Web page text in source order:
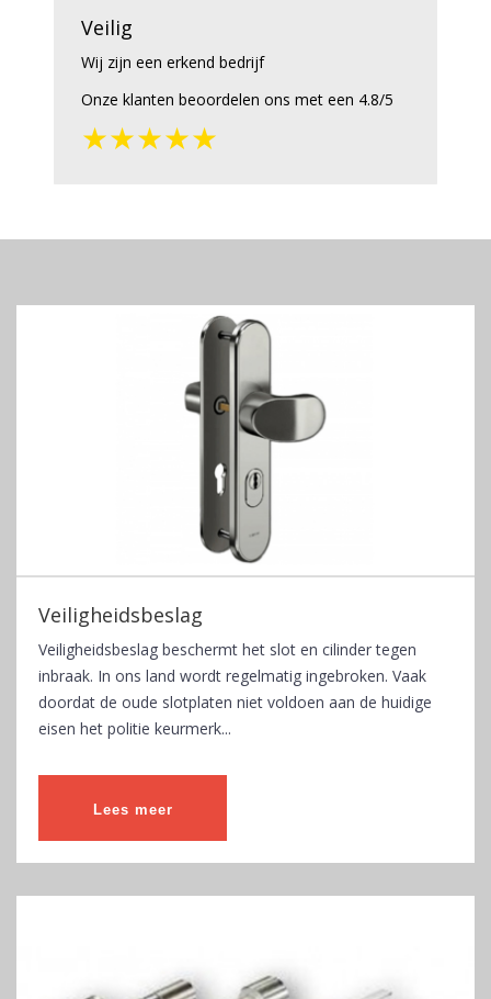
Veilig
Wij zijn een erkend bedrijf
Onze klanten beoordelen ons met een 4.8/5
★★★★★
Veiligheidsbeslag
Veiligheidsbeslag beschermt het slot en cilinder tegen
inbraak. In ons land wordt regelmatig ingebroken. Vaak
doordat de oude slotplaten niet voldoen aan de huidige
eisen het politie keurmerk...
Lees meer